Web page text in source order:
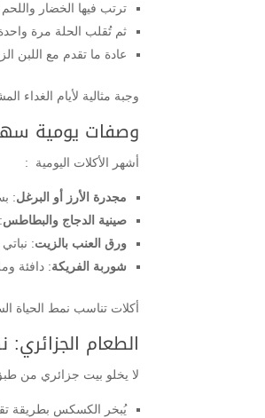
ترتب فيها الخضار
ثم تُقلب الحلة مرة
عادة ما تقدم مع اللبن
وجبة مثالية لأيام الغداء
وصفات يومية
أشهر الأكلات اليومية :
مجدرة الأرز أو البرغل:
صينية الدجاج والبطاطس
ورق العنب بالزيت:
شوربة الفريكة: دافئة
أكلات تناسب نمط الحياة
الطعام
لا يخلو بيت جزائري من
يُبخر الكسكس بطريقة